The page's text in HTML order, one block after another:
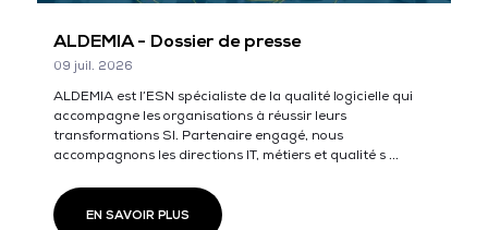
ALDEMIA - Dossier de presse
09 juil. 2026
ALDEMIA est l’ESN spécialiste de la qualité logicielle qui
accompagne les organisations à réussir leurs
transformations SI. Partenaire engagé, nous
accompagnons les directions IT, métiers et qualité s ...
EN SAVOIR PLUS